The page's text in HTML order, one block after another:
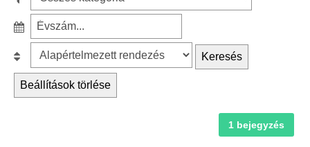
c
f
o
z
é
s
z
é
e
s
Keresés
Beállítások törlése
1 bejegyzés